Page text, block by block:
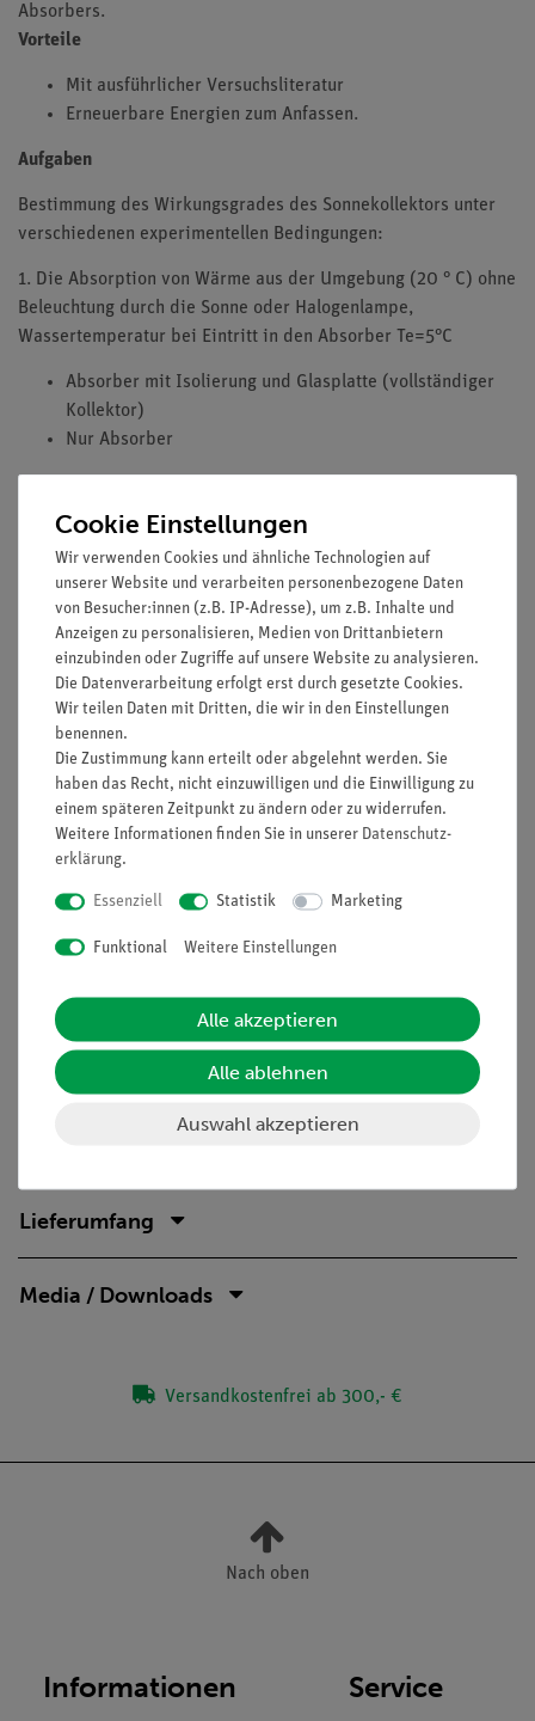
Absorbers.
Vorteile
Mit ausführlicher Versuchsliteratur
Erneuerbare Energien zum Anfassen.
Aufgaben
Bestimmung des Wirkungsgrades des Sonnekollektors unter
verschiedenen experimentellen Bedingungen:
1. Die Absorption von Wärme aus der Umgebung (20 ° C) ohne
Beleuchtung durch die Sonne oder Halogenlampe,
Wassertemperatur bei Eintritt in den Absorber Te=5°C
Absorber mit Isolierung und Glasplatte (vollständiger
Kollektor)
Nur Absorber
Vollständiger Kollektor
Kollektor ohne Glasplatte
3. Beleuchtung mit Halogenlampe. Wassertemperatur Te= 50 °
Vollständiger Kollektor
Vollständiger Kollektor, kaltem Luftstrom ausgesetzt
Kollektor ohne Glasplatte
Kollektor ohne Glasplatte, kaltem Luftstrom ausgesetzt
Lernziele
Wärmestrahlung
Treibhauseffekt
Wärmeleitung
Kollektor-Gleichungen
Wirkungsgrad
Energieobergrenze
Lieferumfang
Media / Downloads
Versandkostenfrei ab 300,- €
Nach oben
Informationen Service
Cookie Einstellungen
Wir verwenden Cookies und ähnliche Technologien auf
unserer Website und verarbeiten personenbezogene Daten
von Besucher:innen (z.B. IP-Adresse), um z.B. Inhalte und
Anzeigen zu personalisieren, Medien von Drittanbietern
einzubinden oder Zugriffe auf unsere Website zu analysieren.
Die Datenverarbeitung erfolgt erst durch gesetzte Cookies.
Wir teilen Daten mit Dritten, die wir in den Einstellungen
benennen.
Die Zustimmung kann erteilt oder abgelehnt werden. Sie
haben das Recht, nicht einzuwilligen und die Einwilligung zu
einem späteren Zeitpunkt zu ändern oder zu widerrufen.
Weitere Informationen finden Sie in unserer Daten­schutz­
erklärung.
Essenziell Statistik Marketing
Funktional Weitere Einstellungen
Alle akzeptieren
Alle ablehnen
Auswahl akzeptieren